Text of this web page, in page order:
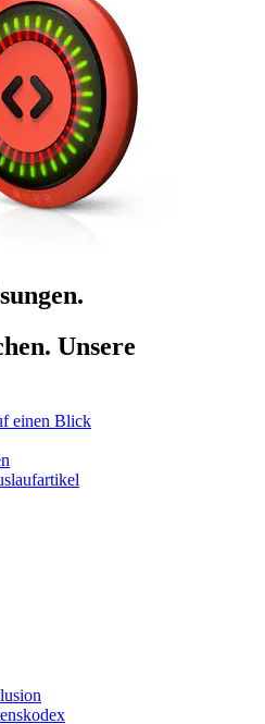
Unsere
einen Blick